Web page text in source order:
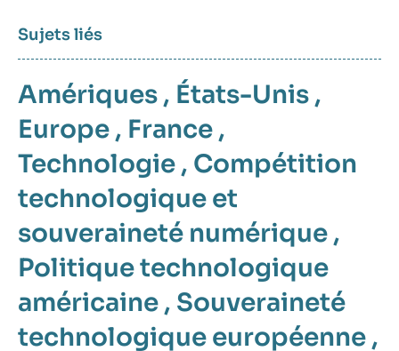
Sujets liés
Amériques , États-Unis ,
Europe , France ,
Technologie , Compétition
technologique et
souveraineté numérique ,
Politique technologique
américaine , Souveraineté
technologique européenne ,